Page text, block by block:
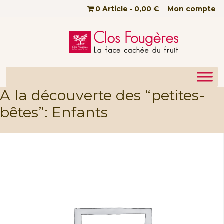
Passer au contenu principal Mon compte
0 Article 0,00 €
A la découverte des “petites-
bêtes”: Enfants